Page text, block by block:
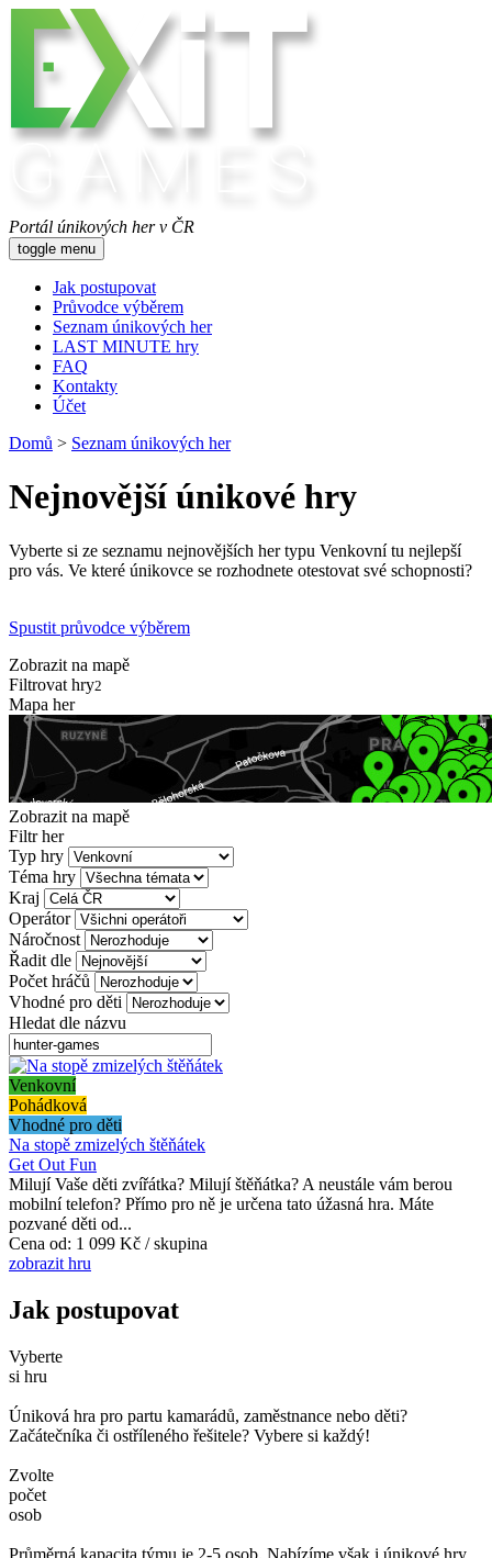
Portál únikových her v ČR
toggle menu
Jak postupovat
Průvodce výběrem
Seznam únikových her
LAST MINUTE hry
FAQ
Kontakty
Účet
Domů > Seznam únikových her
Nejnovější únikové hry
Vyberte si ze seznamu nejnovějších her typu Venkovní tu nejlepší
pro vás. Ve které únikovce se rozhodnete otestovat své schopnosti?
Spustit průvodce výběrem
Zobrazit na mapě
Filtrovat hry2
Mapa her
Zobrazit na mapě
Filtr her
Typ hry
Téma hry
Kraj
Operátor
Náročnost
Řadit dle
Počet hráčů
Vhodné pro děti
Hledat dle názvu
Venkovní
Pohádková
Vhodné pro děti
Na stopě zmizelých štěňátek
Get Out Fun
Milují Vaše děti zvířátka? Milují štěňátka? A neustále vám berou
mobilní telefon? Přímo pro ně je určena tato úžasná hra. Máte
pozvané děti od...
Cena od: 1 099 Kč / skupina
zobrazit hru
Jak postupovat
Vyberte
si hru
Úniková hra pro partu kamarádů, zaměstnance nebo děti?
Začátečníka či ostříleného řešitele? Vybere si každý!
Zvolte
počet
osob
Průměrná kapacita týmu je 2-5 osob. Nabízíme však i únikové hry